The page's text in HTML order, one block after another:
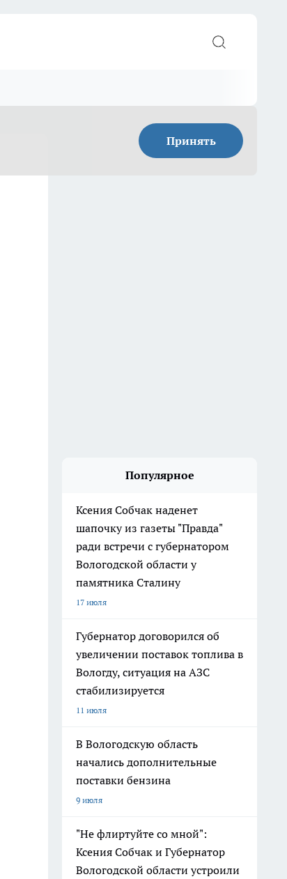
Принять
Популярное
Ксения Собчак наденет
шапочку из газеты "Правда"
ради встречи с губернатором
Вологодской области у
памятника Сталину
17 июля
Губернатор договорился об
увеличении поставок топлива в
Вологду, ситуация на АЗС
стабилизируется
11 июля
В Вологодскую область
начались дополнительные
поставки бензина
9 июля
"Не флиртуйте со мной":
Ксения Собчак и Губернатор
Вологодской области устроили